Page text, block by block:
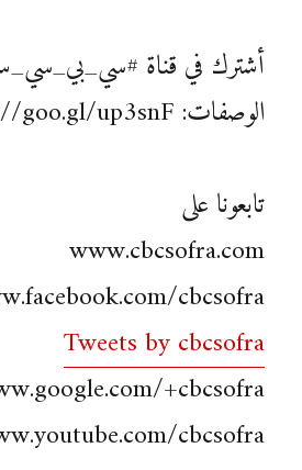
أشترك في قناة
الوصفات: https://goo.gl/up3snF
تابعونا على
www.cbcsofra.com
cbcsofra
Tweets by cbcsofra
+cbcsofra
cbcsofra